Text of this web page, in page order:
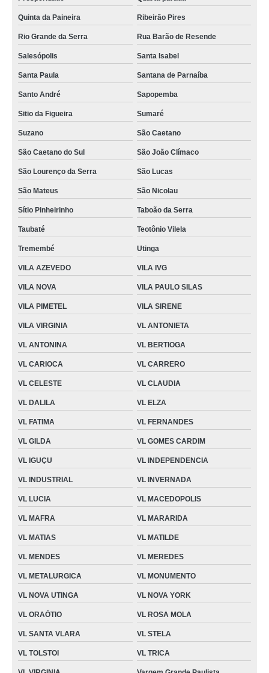
Quinta da Paineira Ribeirão Pires
Rio Grande da Serra Rua Barão de Resende
Salesópolis Santa Isabel
Santa Paula Santana de Parnaíba
Santo André Sapopemba
Sitio da Figueira Sumaré
Suzano São Caetano
São Caetano do Sul São João Clímaco
São Lourenço da Serra São Lucas
São Mateus São Nicolau
Sítio Pinheirinho Taboão da Serra
Taubaté Teotônio Vilela
Tremembé Utinga
VILA AZEVEDO VILA IVG
VILA NOVA VILA PAULO SILAS
VILA PIMETEL VILA SIRENE
VILA VIRGINIA VL ANTONIETA
VL ANTONINA VL BERTIOGA
VL CARIOCA VL CARRERO
VL CELESTE VL CLAUDIA
VL DALILA VL ELZA
VL FATIMA VL FERNANDES
VL GILDA VL GOMES CARDIM
VL IGUÇU VL INDEPENDENCIA
VL INDUSTRIAL VL INVERNADA
VL LUCIA VL MACEDOPOLIS
VL MAFRA VL MARARIDA
VL MATIAS VL MATILDE
VL MENDES VL MEREDES
VL METALURGICA VL MONUMENTO
VL NOVA UTINGA VL NOVA YORK
VL ORAÓTIO VL ROSA MOLA
VL SANTA VLARA VL STELA
VL TOLSTOI VL TRICA